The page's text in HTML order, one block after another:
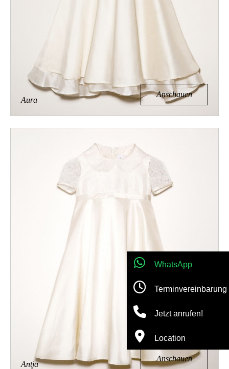
Aura
Anschauen
Antja
Anschauen
WhatsApp
Terminvereinbarung
Jetzt anrufen!
Location